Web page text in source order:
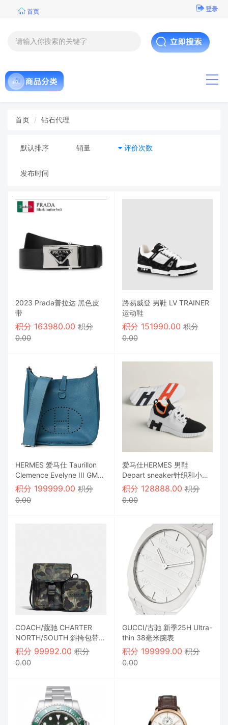
首页 登录
首页 钻石代理
默认排序 销量 评价次数
发布时间
2023 Prada普拉达 黑色皮
带
积分 163980.00 积分
0.00
路易威登 男鞋 LV TRAINER
运动鞋
积分 151990.00积分
0.00
HERMES 爱马仕 Taurillon
Clemence Evelyne III GM
蓝色牛仔裤
积分 199999.00 积分
0.00
爱马仕HERMES 男鞋
Depart sneaker针织和小牛
皮运动鞋，浅色鞋底打造现
代运动外观
积分 128888.00积分
0.00
COACH/蔻驰 CHARTER
NORTH/SOUTH 斜挎包带迷
彩印花混合袋
积分 99992.00 积分
0.00
GUCCI/古驰 新季25H Ultra-
thin 38毫米腕表
积分 199999.00积分
0.00